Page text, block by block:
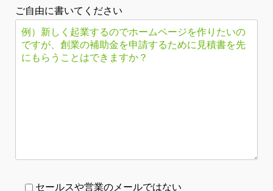
ご自由に書いてください
セールスや営業のメールではない